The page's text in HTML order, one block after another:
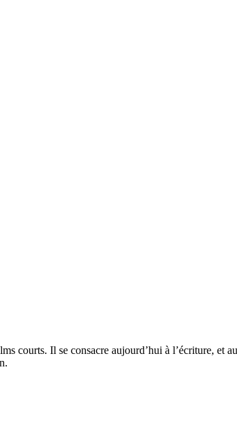
courts. Il se consacre aujourd’hui à l’écriture, et